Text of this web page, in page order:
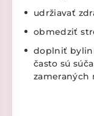
udržiavať
obmedziť
doplniť
často sú
zameraných